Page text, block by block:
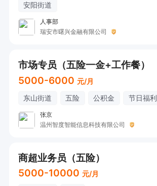
安阳街道
人事部
瑞安市曙兴金融有限公司
市场专员（五险一金+工作餐）
5000-6000 元/月
东山街道 五险 公积金 节日福利
张京
温州智度智能信息科技有限公司
商超业务员（五险）
5000-10000 元/月